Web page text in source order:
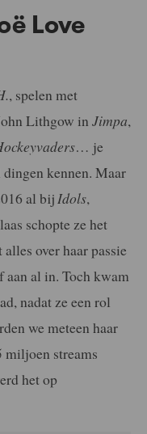
Love
, spelen met
Lithgow in Jimpa,
… je
kennen. Maar
al bij Idols,
schopte ze het
over haar passie
al in. Toch kwam
nadat ze een rol
we meteen haar
miljoen streams
het op